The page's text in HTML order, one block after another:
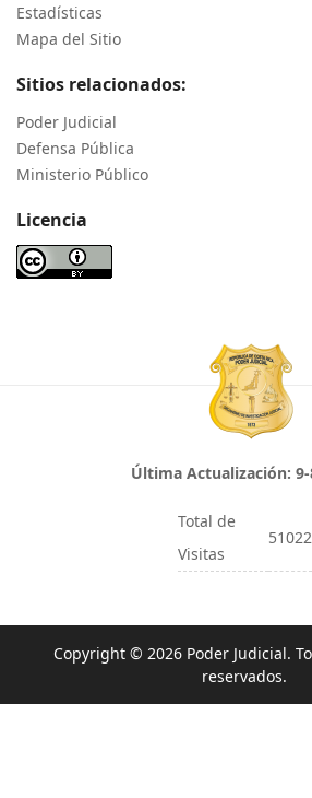
Estadísticas
Mapa del Sitio
Sitios relacionados:
Poder Judicial
Defensa Pública
Ministerio Público
Licencia
Última Actualización:
Total de
Visitas
51022
Copyright © 2026 Poder Judicial.
reservados.